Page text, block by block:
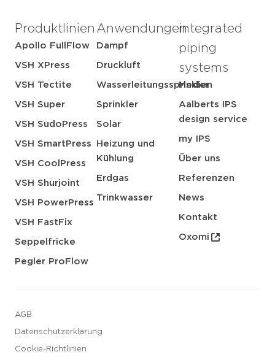
Produktlinien
Apollo FullFlow
VSH XPress
VSH Tectite
VSH Super
VSH SudoPress
VSH SmartPress
VSH CoolPress
VSH Shurjoint
VSH PowerPress
VSH FastFix
Seppelfricke
Pegler ProFlow
Anwendungen
Dampf
Druckluft
Wasserleitungssprinkler
Sprinkler
Solar
Heizung und
Kühlung
Erdgas
Trinkwasser
integrated
piping
systems
Medien
Aalberts IPS
design service
my IPS
Über uns
Referenzen
News
Kontakt
Oxomi
AGB
Datenschutzerklarung
Cookie-Richtlinien